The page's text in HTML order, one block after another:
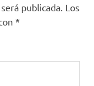
publicada. Los
*